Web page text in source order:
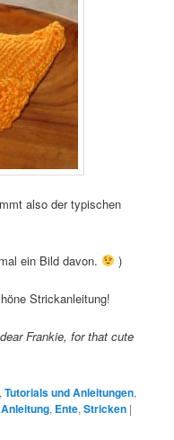
also der typischen
ein Bild davon. )
Strickanleitung!
Frankie, for that cute
,Tutorials und Anleitungen,
Anleitung, Ente,Stricken |